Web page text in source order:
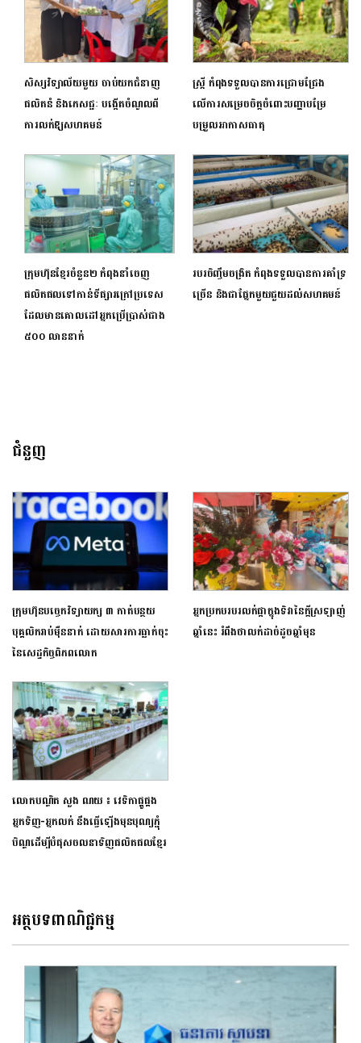
សិស្សវិទ្យាល័យមួយ ចាប់យកជំនាញ
ផលិតនំ និងភេសជ្ជៈ បង្កើតចំណូលពី
ការលក់ឱ្យ​សហគមន៍
ស្ត្រី កំពុងទទួលបានការជ្រោមជ្រែង
លើការសម្រេចចិត្តចំពោះបញ្ហាបម្រែ
បម្រួលអាកាសធាតុ
ក្រុមហ៊ុនខ្មែរចំនួន២ កំពុងនាំចេញ
ផលិតផលទៅកាន់ទីផ្សារក្រៅប្រទេស
ដែលមានគោលដៅអ្នកប្រើប្រាស់ជាង
៥០០ លាននាក់
របរចិញ្ចឹមចង្រិត កំពុងទទួលបានការគាំទ្រ
ច្រើន និងជាផ្នែកមួយជួយដល់សហគមន៍
ជំនួញ
ក្រុមហ៊ុនបច្ចេកវិទ្យាយក្ស ៣ កាត់បន្ថយ
បុគ្គលិករាប់ម៉ឺននាក់ ដោយសារការធ្លាក់ចុះ
នៃសេដ្ធកិច្ចពិភពលោក
អ្នកប្រកបរបរលក់ផ្កាក្នុងទិវានៃក្ដីស្រឡាញ់
ឆ្នាំនេះ រំពឹងថាលក់ដាច់ដូចឆ្នាំមុន
លោកបណ្ឌិត សួង ណយ ៖ វេទិកាផ្គូផ្គង
អ្នកទិញ-អ្នកលក់ នឹងធ្វើឡើងមុនបុណ្យភ្ជុំ
បិណ្ឌដើម្បី​បំផុស​ចលនាទិញផលិតផលខ្មែរ
អត្ថបទពាណិជ្ជកម្ម